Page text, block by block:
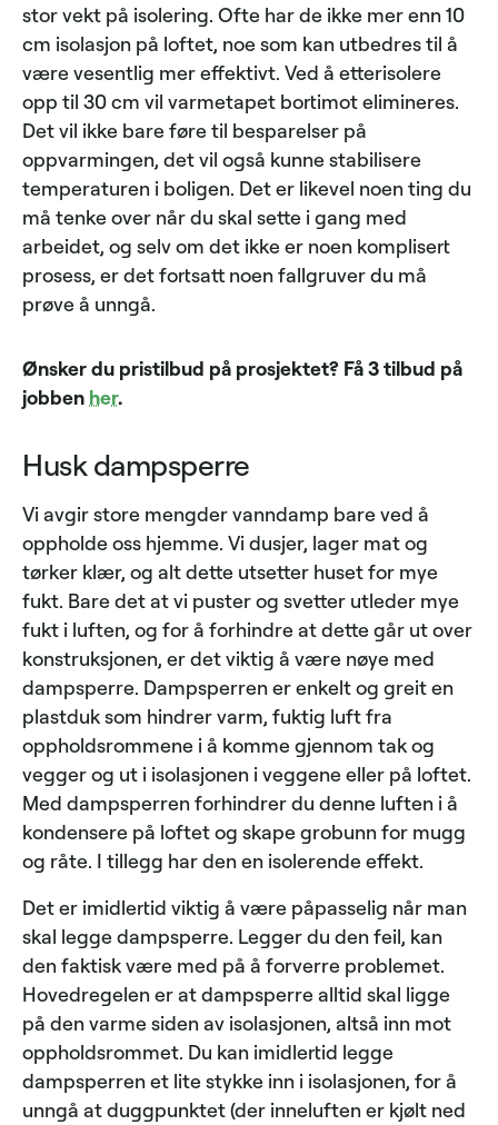
stor vekt på isolering. Ofte har de ikke mer enn 10
cm isolasjon på loftet, noe som kan utbedres til å
være vesentlig mer effektivt. Ved å etterisolere
opp til 30 cm vil varmetapet bortimot elimineres.
Det vil ikke bare føre til besparelser på
oppvarmingen, det vil også kunne stabilisere
temperaturen i boligen. Det er likevel noen ting du
må tenke over når du skal sette i gang med
arbeidet, og selv om det ikke er noen komplisert
prosess, er det fortsatt noen fallgruver du må
prøve å unngå.
Ønsker du pristilbud på prosjektet? Få 3 tilbud på
jobben her.
Husk dampsperre
Vi avgir store mengder vanndamp bare ved å
oppholde oss hjemme. Vi dusjer, lager mat og
tørker klær, og alt dette utsetter huset for mye
fukt. Bare det at vi puster og svetter utleder mye
fukt i luften, og for å forhindre at dette går ut over
konstruksjonen, er det viktig å være nøye med
dampsperre. Dampsperren er enkelt og greit en
plastduk som hindrer varm, fuktig luft fra
oppholdsrommene i å komme gjennom tak og
vegger og ut i isolasjonen i veggene eller på loftet.
Med dampsperren forhindrer du denne luften i å
kondensere på loftet og skape grobunn for mugg
og råte. I tillegg har den en isolerende effekt.
Det er imidlertid viktig å være påpasselig når man
skal legge dampsperre. Legger du den feil, kan
den faktisk være med på å forverre problemet.
Hovedregelen er at dampsperre alltid skal ligge
på den varme siden av isolasjonen, altså inn mot
oppholdsrommet. Du kan imidlertid legge
dampsperren et lite stykke inn i isolasjonen, for å
unngå at duggpunktet (der inneluften er kjølt ned